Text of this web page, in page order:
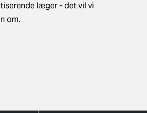
læger - det vil vi
om.